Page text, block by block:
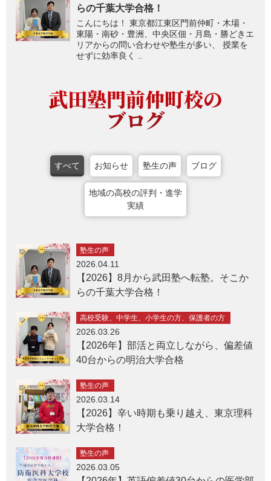
らの千葉大学合格！
こんにちは！ 東京都江東区門前仲町・木場・
東陽・南砂・豊洲、中央区佃・月島・勝どきエ
リアからの問い合わせや塾生が多い、 授業を
せずに効率良く ..
武田塾門前仲町校の
ブログ
すべて お知らせ 塾生の声 ブログ
地域の高校の評判・進学
実績
塾生の声
2026.04.11
【2026】8月から武田塾へ転塾。そこか
らの千葉大学合格！
高校受験、中学生、小学生の方、保護者の方
2026.03.26
【2026年】部活と両立しながら、偏差値
40台からの明治大学合格
塾生の声
2026.03.14
【2026】辛い時期も乗り越え、東京理科
大学合格！
塾生の声
2026.03.05